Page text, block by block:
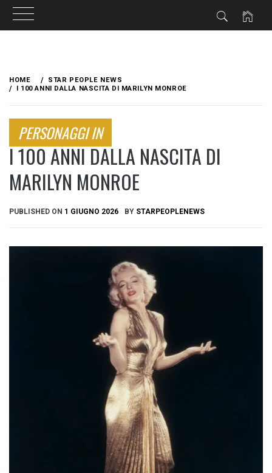
content
HOME
STAR PEOPLE NEWS
I 100 ANNI DALLA NASCITA DI MARILYN MONROE
PERSONAGGI IN
I 100 ANNI DALLA NASCITA DI
MARILYN MONROE
PUBLISHED ON 1 GIUGNO 2026 BY STARPEOPLENEWS